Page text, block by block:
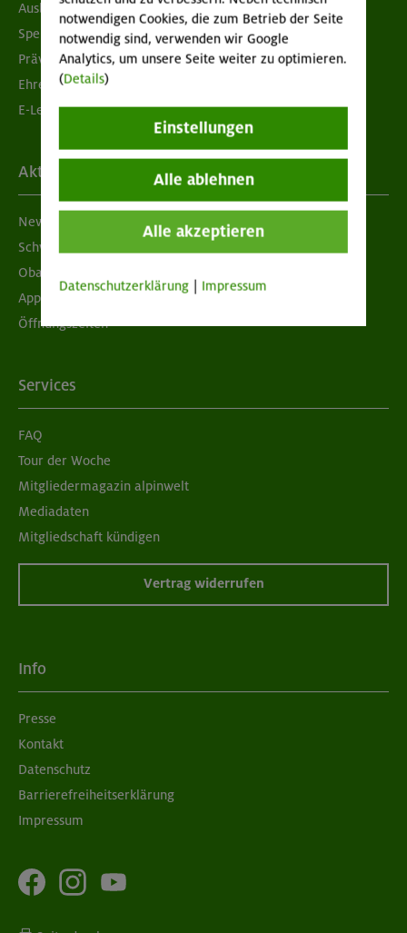
Ausbildung & Jobs
Spenden
Prävention sexualisierter Gewalt
Ehrenamtsbörse
E-Learning
Aktuelles
Newsletter
Schwarzes Brett
Obacht geben!
App "Mein DAV+"
Öffnungszeiten
Services
FAQ
Tour der Woche
Mitgliedermagazin alpinwelt
Mediadaten
Mitgliedschaft kündigen
Vertrag widerrufen
Info
Presse
Kontakt
Datenschutz
Barrierefreiheitserklärung
Impressum
notwendigen Cookies, die zum Betrieb der Seite
notwendig sind, verwenden wir Google
Analytics, um unsere Seite weiter zu optimieren.
(Details)
Einstellungen
Alle ablehnen
Alle akzeptieren
Datenschutzerklärung Impressum